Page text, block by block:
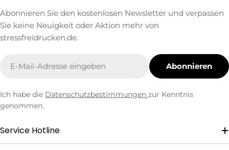
Service Hotline
Abonnieren Sie den kostenlosen Newsletter und verpassen
Sie keine Neuigkeit oder Aktion mehr von
stressfreidrucken.de.
Mail
Abonnieren
Ich habe die Datenschutzbestimmungen zur Kenntnis
genommen.